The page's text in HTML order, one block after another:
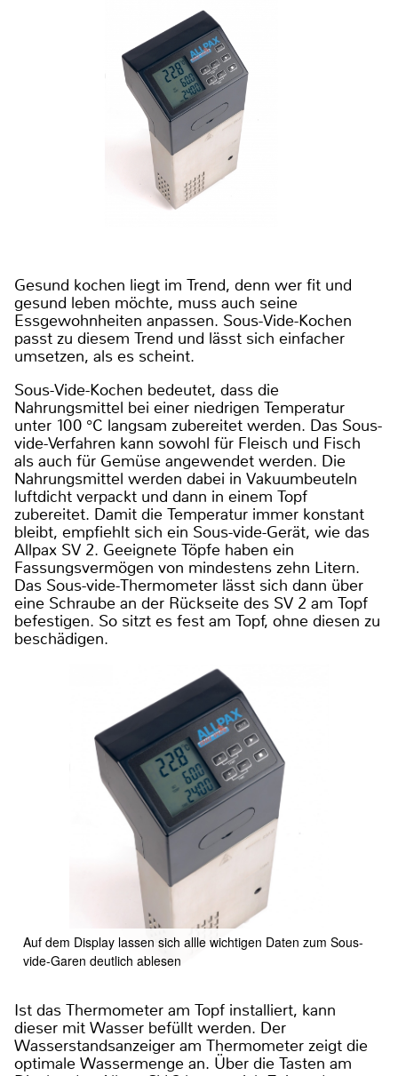
Gesund kochen liegt im Trend, denn wer fit und
gesund leben möchte, muss auch seine
Essgewohnheiten anpassen. Sous-Vide-Kochen
passt zu diesem Trend und lässt sich einfacher
umsetzen, als es scheint.
Sous-Vide-Kochen bedeutet, dass die
Nahrungsmittel bei einer niedrigen Temperatur
unter 100 °C langsam zubereitet werden. Das Sous-
vide-Verfahren kann sowohl für Fleisch und Fisch
als auch für Gemüse angewendet werden. Die
Nahrungsmittel werden dabei in Vakuumbeuteln
luftdicht verpackt und dann in einem Topf
zubereitet. Damit die Temperatur immer konstant
bleibt, empfiehlt sich ein Sous-vide-Gerät, wie das
Allpax SV 2. Geeignete Töpfe haben ein
Fassungsvermögen von mindestens zehn Litern.
Das Sous-vide-Thermometer lässt sich dann über
eine Schraube an der Rückseite des SV 2 am Topf
befestigen. So sitzt es fest am Topf, ohne diesen zu
beschädigen.
Auf dem Display lassen sich allle wichtigen Daten zum Sous-
vide-Garen deutlich ablesen
Ist das Thermometer am Topf installiert, kann
dieser mit Wasser befüllt werden. Der
Wasserstandsanzeiger am Thermometer zeigt die
optimale Wassermenge an. Über die Tasten am